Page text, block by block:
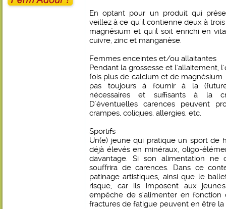
En optant pour un produit qui
veillez à ce qu'il contienne deux à
magnésium et qu'il soit enrichi en
cuivre, zinc et manganèse.
Femmes enceintes et/ou allaitantes
Pendant la grossesse et l'allaitement,
fois plus de calcium et de
pas toujours à fournir à la
nécessaires et suffisants à la
D'éventuelles carences peuvent
crampes, coliques, allergies, etc.
Sportifs
Un(e) jeune qui pratique un sport de
déjà élevés en minéraux, oligo-
davantage. Si son alimentation ne
souffrira de carences. Dans ce
patinage artistiques, ainsi que le
risque, car ils imposent aux
empêche de s'alimenter en fonction
fractures de fatigue peuvent en être